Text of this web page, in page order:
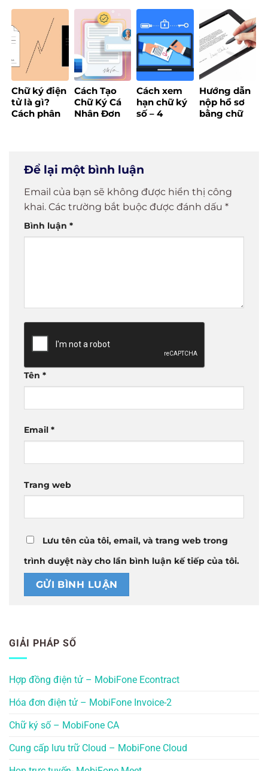
mới theo
Nghị định
70/2025
Tốt Nhất
Cho Doanh
Nghiệp Và
Cá Nhân
Cho Mọi
Giao Dịch
Điện Tử
Chữ ký điện
tử là gì?
Cách phân
Cách Tạo
Chữ Ký Cá
Nhân Đơn
Cách xem
hạn chữ ký
số – 4
Hướng dẫn
nộp hồ sơ
bằng chữ
Để lại một bình luận
Email của bạn sẽ không được hiển thị công
khai. Các trường bắt buộc được đánh dấu *
Bình luận *
Tên *
Email *
Trang web
Lưu tên của tôi, email, và trang web trong
trình duyệt này cho lần bình luận kế tiếp của tôi.
GIẢI PHÁP SỐ
Hợp đồng điện tử – MobiFone Econtract
Hóa đơn điện tử – MobiFone Invoice-2
Chữ ký số – MobiFone CA
Cung cấp lưu trữ Cloud – MobiFone Cloud